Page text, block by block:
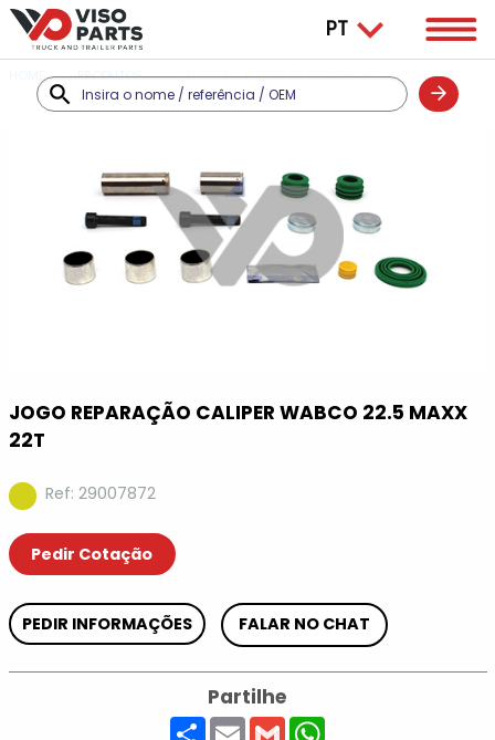
PRODUTOS CALIPERS / JOGOS DE REPARAÇÃO
JOGO REPARAÇÃO CALIPER WABCO 22.5 MAXX
22T
Ref: 29007872
Pedir Cotação
PEDIR INFORMAÇÕES FALAR NO CHAT
Partilhe
ShareEmailGmail